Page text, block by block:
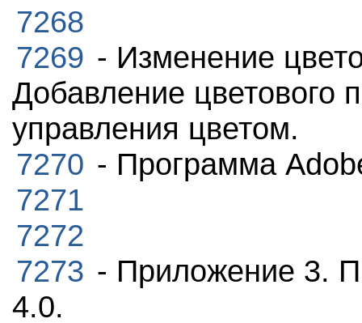
7268
7269 - Изменение
Добавление цветового
управления цветом.
7270 - Программа
7271
7272
7273 - Приложение 3.
4.0.